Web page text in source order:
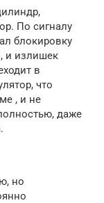
По сигналу
блокировку
и излишек
в
что
, и не
даже
но